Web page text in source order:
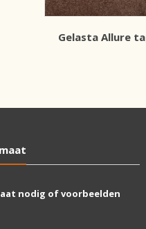
Gelasta Allure
nodig of voorbeelden